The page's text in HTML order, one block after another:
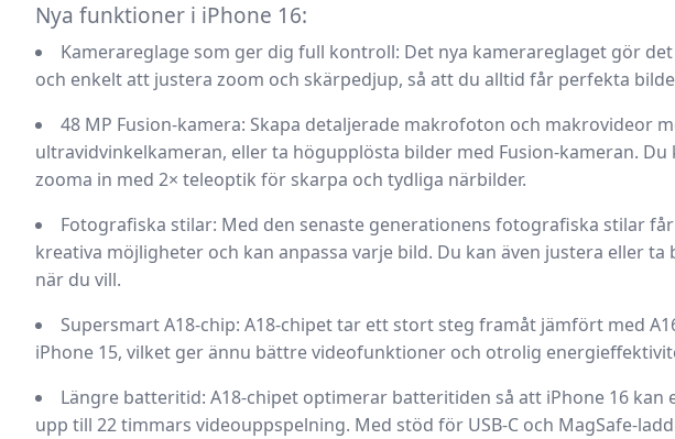
Nya funktioner i iPhone 16:
Kamerareglage som ger dig full kontroll: Det nya kamerareglaget gör
och enkelt att justera zoom och skärpedjup, så att du alltid får perfekta
48 MP Fusion-kamera: Skapa detaljerade makrofoton och makrovideor
ultravidvinkelkameran, eller ta högupplösta bilder med Fusion-kameran. Du
zooma in med 2× teleoptik för skarpa och tydliga närbilder.
Fotografiska stilar: Med den senaste generationens fotografiska stilar
kreativa möjligheter och kan anpassa varje bild. Du kan även justera eller ta
när du vill.
Supersmart A18-chip: A18-chipet tar ett stort steg framåt jämfört med
iPhone 15, vilket ger ännu bättre videofunktioner och otrolig
Längre batteritid: A18-chipet optimerar batteritiden så att iPhone 16 kan
upp till 22 timmars videouppspelning. Med stöd för USB-C och MagSafe-